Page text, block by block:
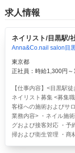
求人情報
ネイリスト/目黒駅/
Anna&Co.nail salon目
東京都
正社員：時給1,300円～
【仕事内容】<目黒駅
ネイリスト募集 <募集
客様への施術およびサ
業務内容> ・ネイル施
グおよび接客対応 ・予
掃および衛生管理 ・商